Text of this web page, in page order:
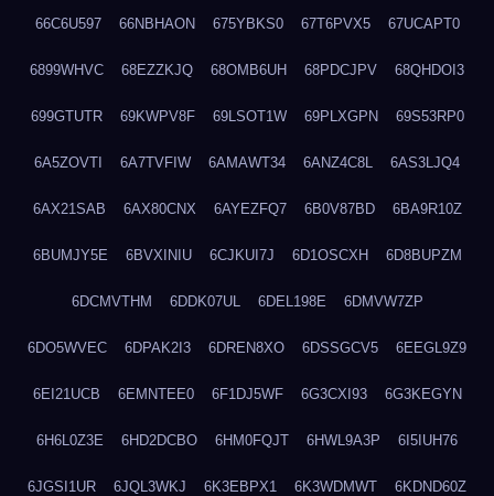
66C6U597 66NBHAON 675YBKS0 67T6PVX5 67UCAPT0
6899WHVC 68EZZKJQ 68OMB6UH 68PDCJPV 68QHDOI3
699GTUTR 69KWPV8F 69LSOT1W 69PLXGPN 69S53RP0
6A5ZOVTI 6A7TVFIW 6AMAWT34 6ANZ4C8L 6AS3LJQ4
6AX21SAB 6AX80CNX 6AYEZFQ7 6B0V87BD 6BA9R10Z
6BUMJY5E 6BVXINIU 6CJKUI7J 6D1OSCXH 6D8BUPZM
6DCMVTHM 6DDK07UL 6DEL198E 6DMVW7ZP
6DO5WVEC 6DPAK2I3 6DREN8XO 6DSSGCV5 6EEGL9Z9
6EI21UCB 6EMNTEE0 6F1DJ5WF 6G3CXI93 6G3KEGYN
6H6L0Z3E 6HD2DCBO 6HM0FQJT 6HWL9A3P 6I5IUH76
6JGSI1UR 6JQL3WKJ 6K3EBPX1 6K3WDMWT 6KDND60Z